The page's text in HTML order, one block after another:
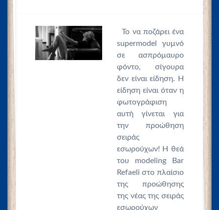
Το να ποζάρει ένα
supermodel γυμνό
σε ασπρόμαυρο
φόντο, σίγουρα
δεν είναι είδηση. Η
είδηση είναι όταν η
φωτογράφιση
αυτή γίνεται για
την προώθηση
σειράς
εσωρούχων! Η θεά
του modeling Bar
Refaeli στο πλαίσιο
της προώθησης
της νέας της σειράς
εσωρούχων